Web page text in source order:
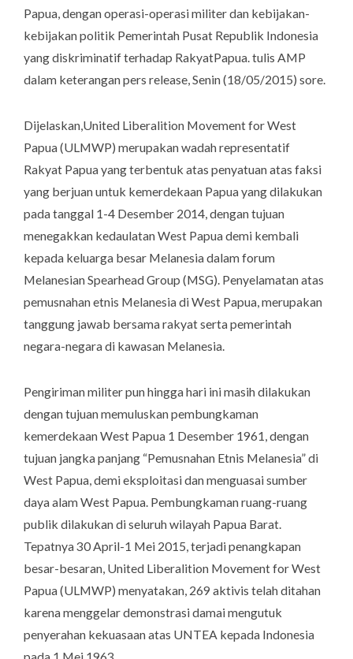
Papua, dengan operasi-operasi militer dan kebijakan-
kebijakan politik Pemerintah Pusat Republik Indonesia
yang diskriminatif terhadap RakyatPapua. tulis AMP
dalam keterangan pers release, Senin (18/05/2015) sore.
Dijelaskan,United Liberalition Movement for West
Papua (ULMWP) merupakan wadah representatif
Rakyat Papua yang terbentuk atas penyatuan atas faksi
yang berjuan untuk kemerdekaan Papua yang dilakukan
pada tanggal 1-4 Desember 2014, dengan tujuan
menegakkan kedaulatan West Papua demi kembali
kepada keluarga besar Melanesia dalam forum
Melanesian Spearhead Group (MSG). Penyelamatan atas
pemusnahan etnis Melanesia di West Papua, merupakan
tanggung jawab bersama rakyat serta pemerintah
negara-negara di kawasan Melanesia.
Pengiriman militer pun hingga hari ini masih dilakukan
dengan tujuan memuluskan pembungkaman
kemerdekaan West Papua 1 Desember 1961, dengan
tujuan jangka panjang “Pemusnahan Etnis Melanesia” di
West Papua, demi eksploitasi dan menguasai sumber
daya alam West Papua. Pembungkaman ruang-ruang
publik dilakukan di seluruh wilayah Papua Barat.
Tepatnya 30 April-1 Mei 2015, terjadi penangkapan
besar-besaran, United Liberalition Movement for West
Papua (ULMWP) menyatakan, 269 aktivis telah ditahan
karena menggelar demonstrasi damai mengutuk
penyerahan kekuasaan atas UNTEA kepada Indonesia